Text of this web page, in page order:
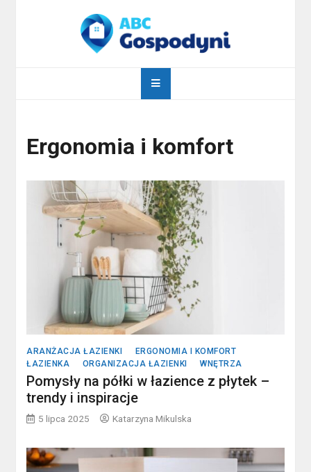
abcgospodyni.pl
Ergonomia i komfort
ARANŻACJA ŁAZIENKI
ERGONOMIA I KOMFORT
ŁAZIENKA
ORGANIZACJA ŁAZIENKI WNĘTRZA
Pomysły na półki w łazience z płytek –
trendy i inspiracje
5 lipca 2025 Katarzyna Mikulska